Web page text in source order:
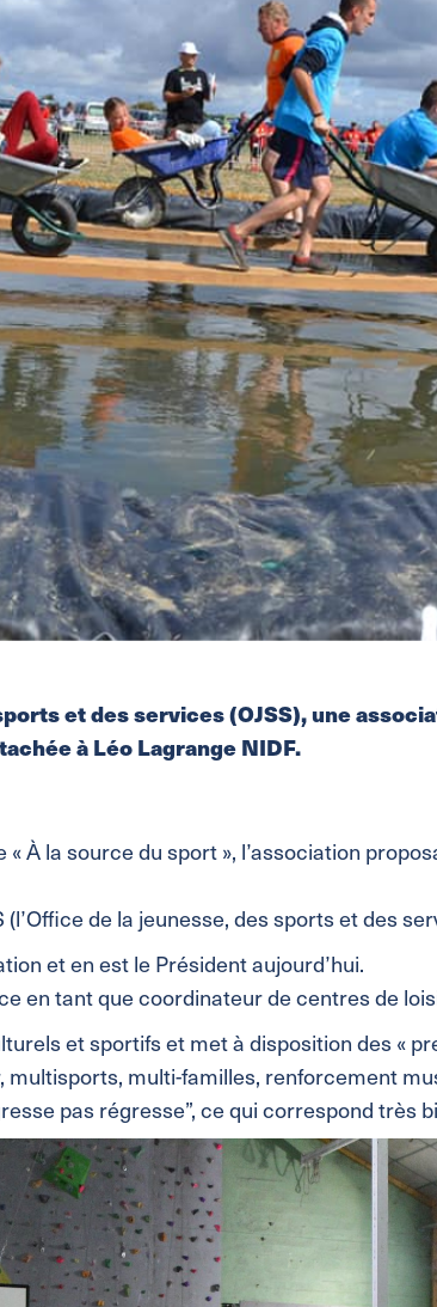
et des services (OJSS), une
à Léo Lagrange NIDF.
À la source du sport », l’association
de la jeunesse, des sports et des
et en est le Président aujourd’hui.
en tant que coordinateur de centres de
et sportifs et met à disposition des «
multi-familles, renforcement
pas régresse”, ce qui correspond très